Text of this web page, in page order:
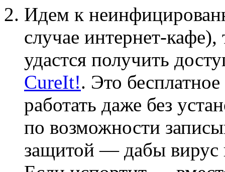
Идем к
случае интернет-
удастся получить
CureIt!. Это
работать даже без
по возможности
защитой — дабы вирус